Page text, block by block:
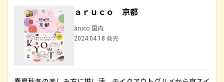
ａｒｕｃｏ 京都
aruco 国内
2024.04.18 発売